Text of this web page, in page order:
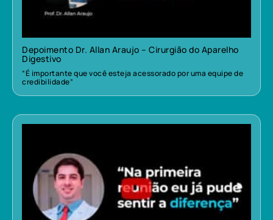
Depoimento Dr. Allan Araujo – Cirurgião do Aparelho
Digestivo
“É importante que você esteja acessorado por uma equipe de
credibilidade”